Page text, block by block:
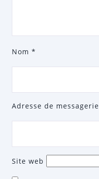
Nom *
Adresse de messagerie
Site web